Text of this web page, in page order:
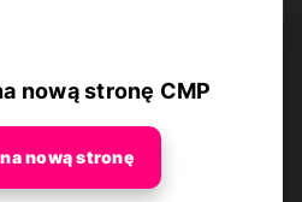
nową stronę CMP
nową stronę